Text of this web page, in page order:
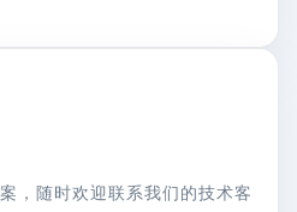
，随时欢迎联系我们的技术客